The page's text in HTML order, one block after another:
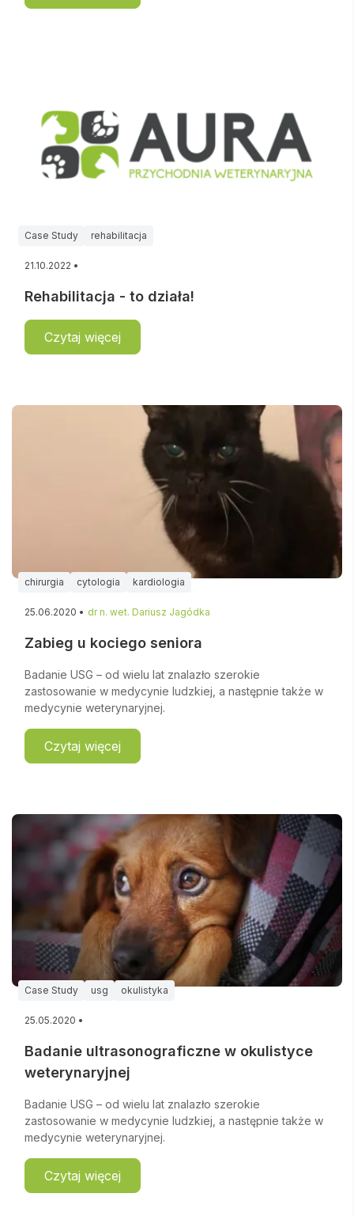
Case Study rehabilitacja
21.10.2022 •
Rehabilitacja - to działa!
Czytaj więcej
chirurgia cytologia kardiologia
25.06.2020 • dr n. wet. Dariusz Jagódka
Zabieg u kociego seniora
Badanie USG – od wielu lat znalazło szerokie
zastosowanie w medycynie ludzkiej, a następnie także w
medycynie weterynaryjnej.
Czytaj więcej
Case Study usg okulistyka
25.05.2020 •
Badanie ultrasonograficzne w okulistyce
weterynaryjnej
Badanie USG – od wielu lat znalazło szerokie
zastosowanie w medycynie ludzkiej, a następnie także w
medycynie weterynaryjnej.
Czytaj więcej